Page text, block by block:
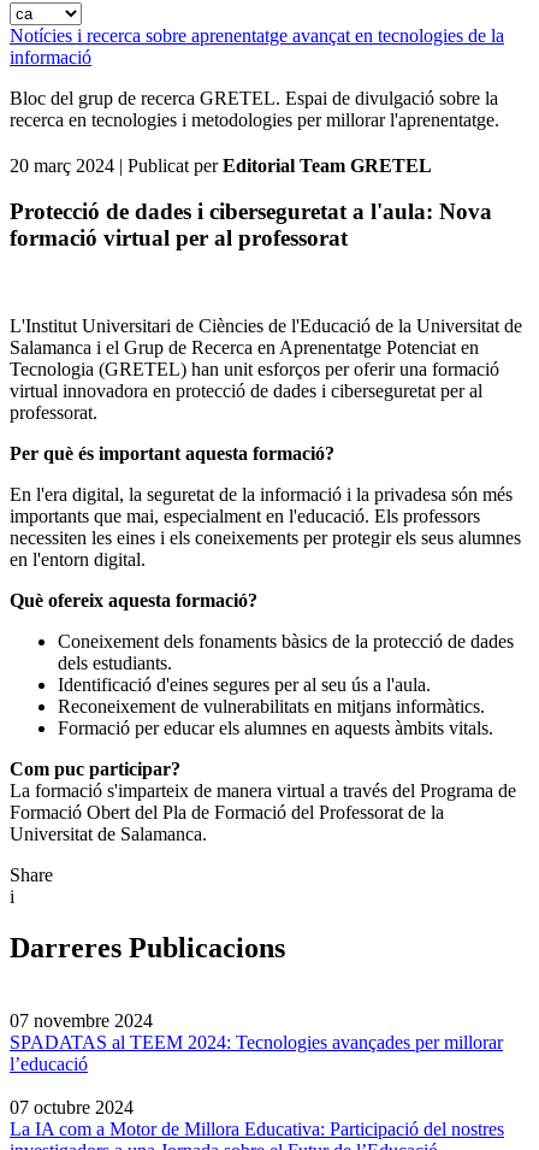
Notícies i recerca sobre aprenentatge avançat en tecnologies de la
informació
Bloc del grup de recerca GRETEL. Espai de divulgació sobre la
recerca en tecnologies i metodologies per millorar l'aprenentatge.
20 març 2024 | Publicat perEditorial Team GRETEL
Protecció de dades i ciberseguretat a l'aula: Nova
formació virtual per al professorat
L'Institut Universitari de Ciències de l'Educació de la Universitat de
Salamanca i el Grup de Recerca en Aprenentatge Potenciat en
Tecnologia (GRETEL) han unit esforços per oferir una formació
virtual innovadora en protecció de dades i ciberseguretat per al
professorat.
Per què és important aquesta formació?
En l'era digital, la seguretat de la informació i la privadesa són més
importants que mai, especialment en l'educació. Els professors
necessiten les eines i els coneixements per protegir els seus alumnes
en l'entorn digital.
Què ofereix aquesta formació?
Coneixement dels fonaments bàsics de la protecció de dades
dels estudiants.
Identificació d'eines segures per al seu ús a l'aula.
Reconeixement de vulnerabilitats en mitjans informàtics.
Formació per educar els alumnes en aquests àmbits vitals.
Com puc participar?
La formació s'imparteix de manera virtual a través del Programa de
Formació Obert del Pla de Formació del Professorat de la
Universitat de Salamanca.
Share
i
Darreres Publicacions
07 novembre 2024
SPADATAS al TEEM 2024: Tecnologies avançades per millorar
l’educació
07 octubre 2024
La IA com a Motor de Millora Educativa: Participació del nostres